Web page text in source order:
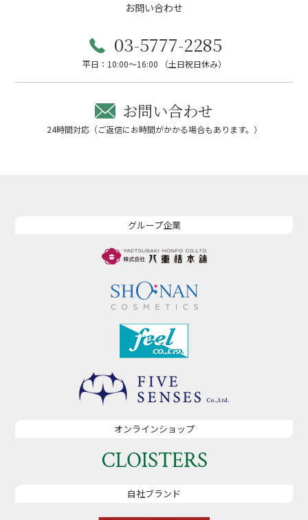
お問い合わせ
03-5777-2285
平日：10:00～16:00 （土日祝日休み）
お問い合わせ
24時間対応（ご返信にお時間がかかる場合もあります。）
グループ企業
オンラインショップ
自社ブランド